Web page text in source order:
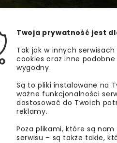
Lotniska Chopina to
to m.in. z coraz bardziej
samolotów i z większego
uruchomieniem CPK – na
Twoja prywatność jest
Tak jak w innych
cookies oraz inne
wygodny.
Są to pliki instalowane na
ważne funkcjonalności
dostosować do Twoich
reklamy.
Poza plikami, które są nam
serwisu – są także takie,